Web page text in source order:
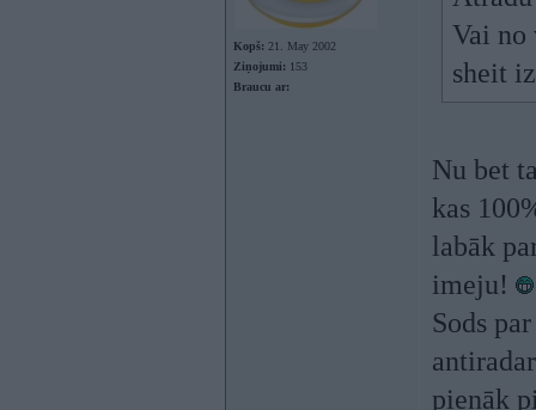
Kopš: 21. May 2002
Ziņojumi: 153
Braucu ar:
Vai
sheit
Nu bet
kas
labāk
imeju!
Sods
pienāk